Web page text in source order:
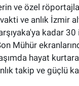
ve özel
ve anlık İzmir
kadar
Mühür
hayat
takip ve güçlü